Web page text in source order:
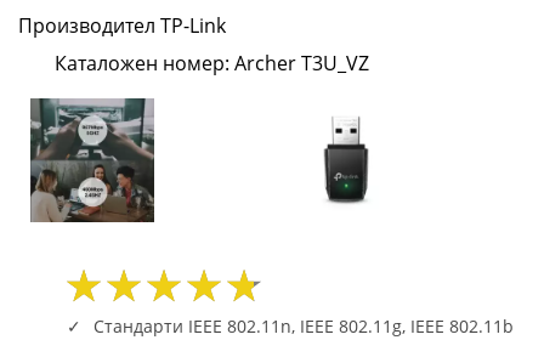
MU-
MIMO
Archer
T3U_VZ
|
Fly.bg
Производител TP-Link
Каталожен номер: Archer T3U_VZ
Стандарти IEEE 802.11n, IEEE 802.11g, IEEE 802.11b